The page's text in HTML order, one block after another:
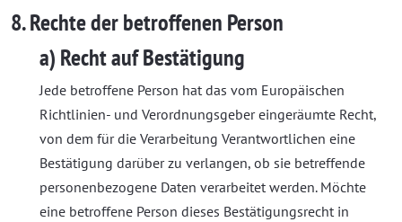
8. Rechte der betroffenen Person
a) Recht auf Bestätigung
Jede betroffene Person hat das vom Europäischen
Richtlinien- und Verordnungsgeber eingeräumte Recht,
von dem für die Verarbeitung Verantwortlichen eine
Bestätigung darüber zu verlangen, ob sie betreffende
personenbezogene Daten verarbeitet werden. Möchte
eine betroffene Person dieses Bestätigungsrecht in